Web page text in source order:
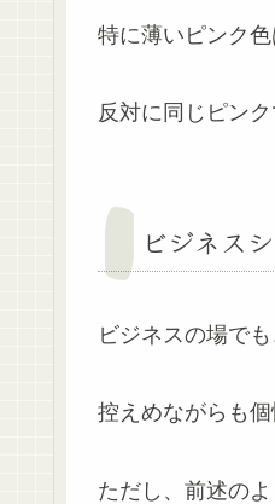
特に薄いピンク
反対に同じピン
ビジネス
ビジネスの場で
控えめながらも
ただし、前述の